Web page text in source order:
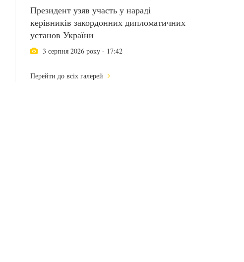
Президент узяв участь у нараді
керівників закордонних дипломатичних
установ України
3 серпня 2026 року - 17:42
Перейти до всіх галерей